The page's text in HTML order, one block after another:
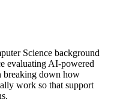
Science background
evaluating AI-powered
breaking down how
work so that support